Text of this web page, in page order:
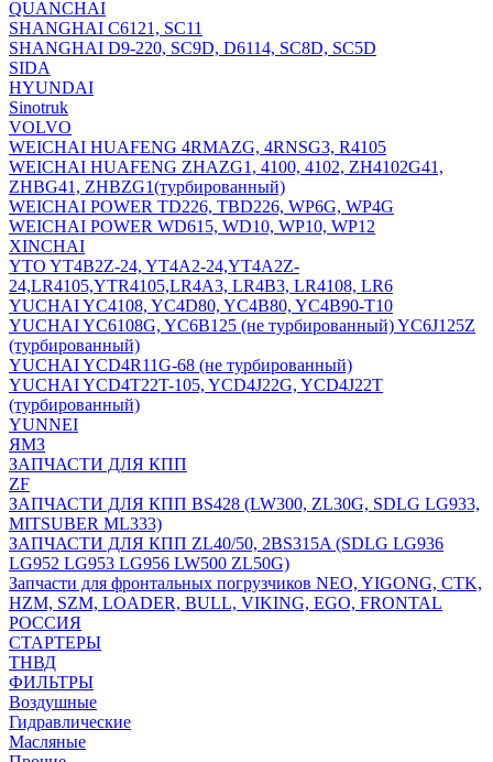
QUANCHAI
SHANGHAI C6121, SC11
SHANGHAI D9-220, SC9D, D6114, SC8D, SC5D
SIDA
HYUNDAI
Sinotruk
VOLVO
WEICHAI HUAFENG 4RMAZG, 4RNSG3, R4105
WEICHAI HUAFENG ZHAZG1, 4100, 4102, ZH4102G41,
ZHBG41, ZHBZG1(турбированный)
WEICHAI POWER TD226, TBD226, WP6G, WP4G
WEICHAI POWER WD615, WD10, WP10, WP12
XINCHAI
YTO YT4B2Z-24, YT4A2-24,YT4A2Z-
24,LR4105,YTR4105,LR4A3, LR4B3, LR4108, LR6
YUCHAI YC4108, YC4D80, YC4B80, YC4B90-T10
YUCHAI YC6108G, YC6B125 (не турбированный) YC6J125Z
(турбированный)
YUCHAI YCD4R11G-68 (не турбированный)
YUCHAI YCD4T22T-105, YCD4J22G, YCD4J22T
(турбированный)
YUNNEI
ЯМЗ
ЗАПЧАСТИ ДЛЯ КПП
ZF
ЗАПЧАСТИ ДЛЯ КПП BS428 (LW300, ZL30G, SDLG LG933,
MITSUBER ML333)
ЗАПЧАСТИ ДЛЯ КПП ZL40/50, 2BS315A (SDLG LG936
LG952 LG953 LG956 LW500 ZL50G)
Запчасти для фронтальных погрузчиков NEO, YIGONG, CTK,
HZM, SZM, LOADER, BULL, VIKING, EGO, FRONTAL
РОССИЯ
СТАРТЕРЫ
ТНВД
ФИЛЬТРЫ
Воздушные
Гидравлические
Масляные